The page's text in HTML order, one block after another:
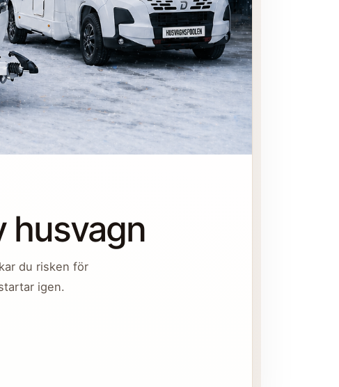
husvagn
du risken för
igen.